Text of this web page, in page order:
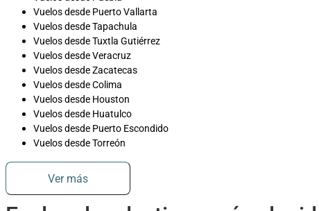
Vuelos desde Puerto Vallarta
Vuelos desde Tapachula
Vuelos desde Tuxtla Gutiérrez
Vuelos desde Veracruz
Vuelos desde Zacatecas
Vuelos desde Colima
Vuelos desde Houston
Vuelos desde Huatulco
Vuelos desde Puerto Escondido
Vuelos desde Torreón
Ver más